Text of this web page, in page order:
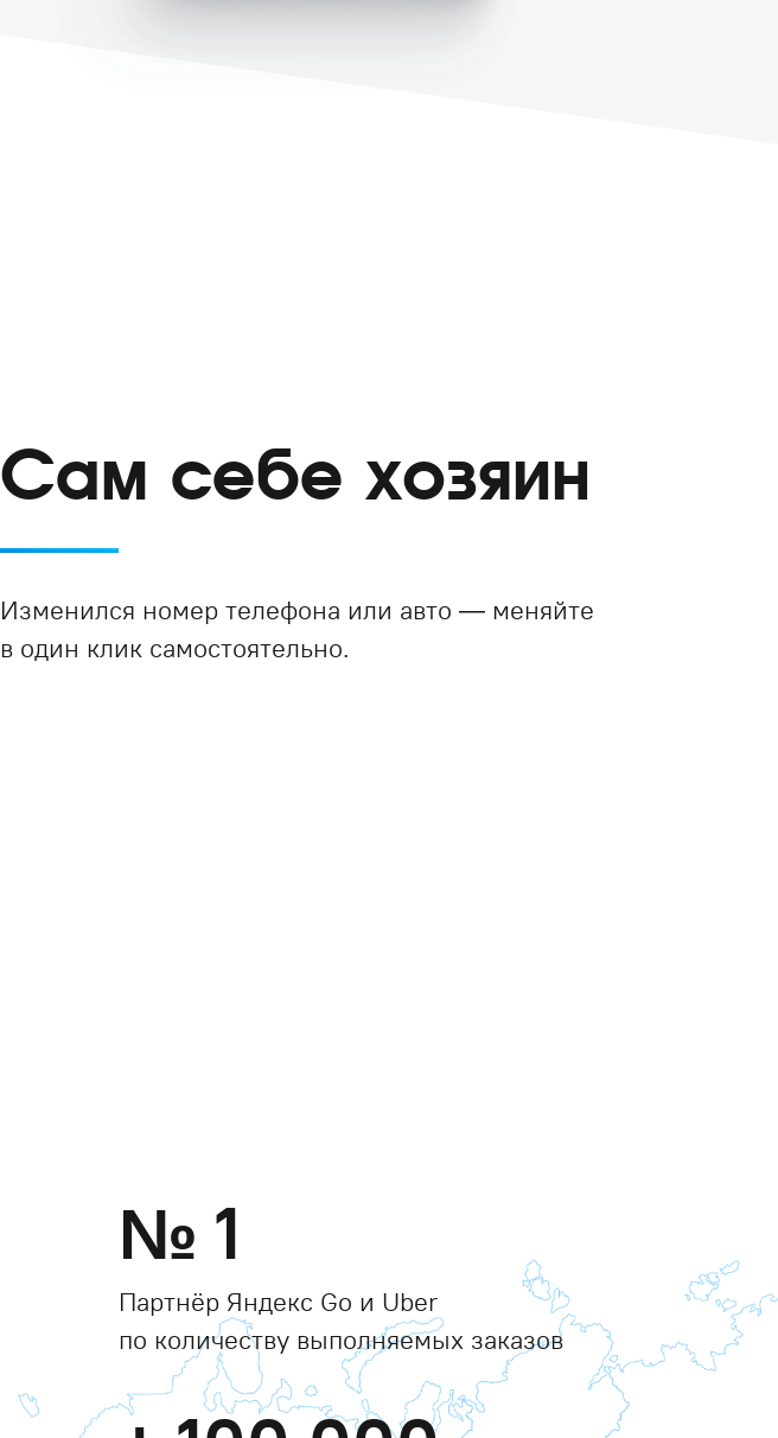
Сам себе хозяин
Изменился номер телефона или авто — меняйте
в один клик самостоятельно.
№ 1
Партнёр Яндекс Go и Uber
по количеству выполняемых заказов